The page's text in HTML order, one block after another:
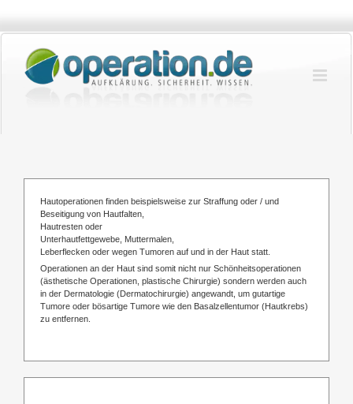
springen
Hautoperationen finden beispielsweise zur Straffung oder / und
Beseitigung von Hautfalten,
Hautresten oder
Unterhautfettgewebe, Muttermalen,
Leberflecken oder wegen Tumoren auf und in der Haut statt.
Operationen an der Haut sind somit nicht nur Schönheitsoperationen
(ästhetische Operationen, plastische Chirurgie) sondern werden auch
in der Dermatologie (Dermatochirurgie) angewandt, um gutartige
Tumore oder bösartige Tumore wie den Basalzellentumor (Hautkrebs)
zu entfernen.